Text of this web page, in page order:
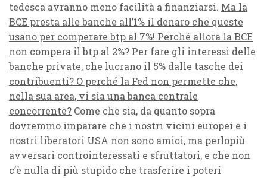
tedesca avranno meno facilità a finanziarsi. Ma la
BCE presta alle banche all’1% il denaro che queste
usano per comperare btp al 7%! Perché allora la BCE
non compera il btp al 2%? Per fare gli interessi delle
banche private, che lucrano il 5% dalle tasche dei
contribuenti? O perché la Fed non permette che,
nella sua area, vi sia una banca centrale
concorrente? Come che sia, da quanto sopra
dovremmo imparare che i nostri vicini europei e i
nostri liberatori USA non sono amici, ma perlopiù
avversari controinteressati e sfruttatori, e che non
c’è nulla di più stupido che trasferire i poteri